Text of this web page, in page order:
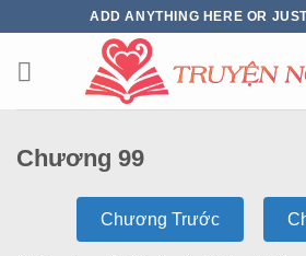
ADD ANYTHING HERE OR
Chương 99
Chương Trước